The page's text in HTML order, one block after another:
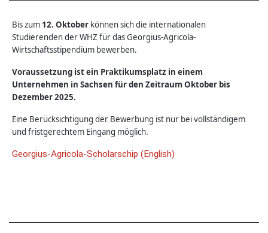
Bis zum 12. Oktober können sich die internationalen
Studierenden der WHZ für das Georgius-Agricola-
Wirtschaftsstipendium bewerben.
Voraussetzung ist ein Praktikumsplatz in einem
Unternehmen in Sachsen für den Zeitraum Oktober bis
Dezember 2025.
Eine Berücksichtigung der Bewerbung ist nur bei vollständigem
und fristgerechtem Eingang möglich.
Georgius-Agricola-Scholarschip (English)